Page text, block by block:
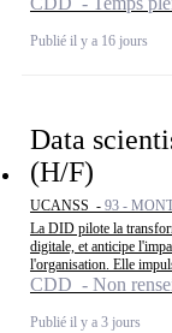
Publié il y a 16 jours
Data
(H/F)
UCANSS - 93 -
La DID pilote la
digitale, et anticipe
l'organisation. Elle
CDD - Non
Publié il y a 3 jours